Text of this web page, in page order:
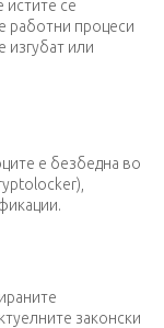
истите се
работни процеси
изгубат или
е безбедна во
законски